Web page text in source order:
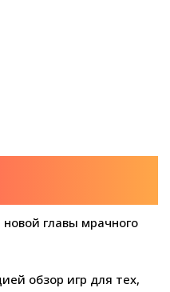
новой главы мрачного
обзор игр для тех,